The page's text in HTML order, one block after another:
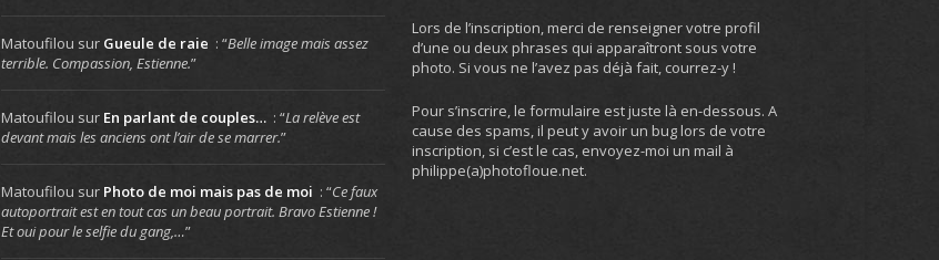
Matoufilou sur Gueule de raie : “Belle image mais assez
terrible. Compassion, Estienne.”
Matoufilou sur En parlant de couples… : “La relève est
devant mais les anciens ont l’air de se marrer.”
Matoufilou sur Photo de moi mais pas de moi : “Ce faux
autoportrait est en tout cas un beau portrait. Bravo Estienne !
Et oui pour le selfie du gang,…”
Lors de l’inscription, merci de renseigner votre profil
d’une ou deux phrases qui apparaîtront sous votre
photo. Si vous ne l’avez pas déjà fait, courrez-y !
Pour s’inscrire, le formulaire est juste là en-dessous. A
cause des spams, il peut y avoir un bug lors de votre
inscription, si c’est le cas, envoyez-moi un mail à
philippe(a)photofloue.net.